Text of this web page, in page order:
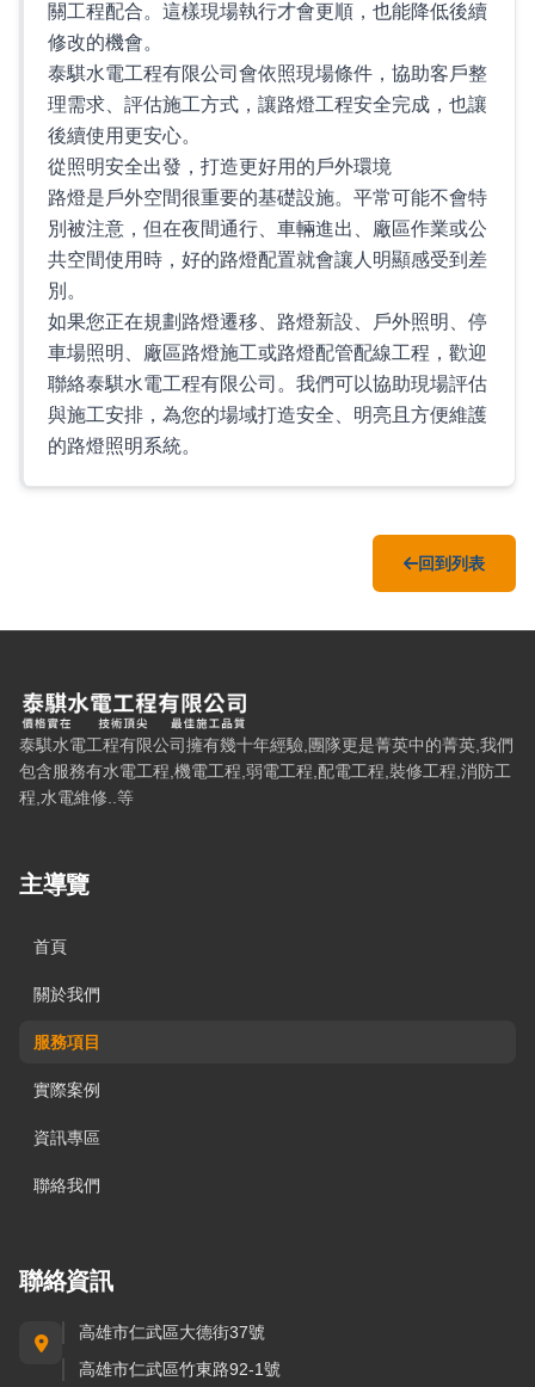
關工程配合。這樣現場執行才會更順，也能降低後續
修改的機會。
泰騏水電工程有限公司會依照現場條件，協助客戶整
理需求、評估施工方式，讓路燈工程安全完成，也讓
後續使用更安心。
從照明安全出發，打造更好用的戶外環境
路燈是戶外空間很重要的基礎設施。平常可能不會特
別被注意，但在夜間通行、車輛進出、廠區作業或公
共空間使用時，好的路燈配置就會讓人明顯感受到差
別。
如果您正在規劃路燈遷移、路燈新設、戶外照明、停
車場照明、廠區路燈施工或路燈配管配線工程，歡迎
聯絡泰騏水電工程有限公司。我們可以協助現場評估
與施工安排，為您的場域打造安全、明亮且方便維護
的路燈照明系統。
回到列表
泰騏水電工程有限公司 — 網站概要、主導覽與聯絡方式
泰騏水電工程有限公司擁有幾十年經驗,團隊更是菁英中的菁英,我們
包含服務有水電工程,機電工程,弱電工程,配電工程,裝修工程,消防工
程,水電維修..等
主導覽
首頁
關於我們
服務項目
實際案例
資訊專區
聯絡我們
聯絡資訊
高雄市仁武區大德街37號
高雄市仁武區竹東路92-1號